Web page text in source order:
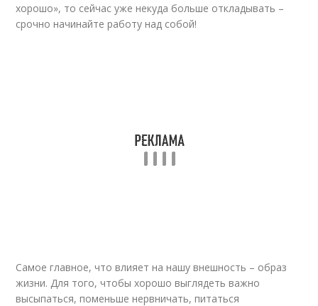
хорошо», то сейчас уже некуда больше откладывать –
срочно начинайте работу над собой!
Самое главное, что влияет на нашу внешность – образ
жизни. Для того, чтобы хорошо выглядеть важно
высыпаться, поменьше нервничать, питаться